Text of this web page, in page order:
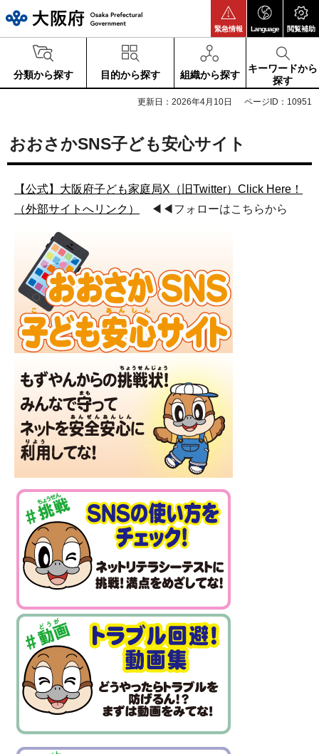
緊急情報 Language 閲覧補助
分類から探す 目的から探す 組織から探す
キーワードから
探す
更新日：2026年4月10日 ページID：10951
おおさかSNS子ども安心サイト
【公式】大阪府子ども家庭局X（旧Twitter）Click Here！
（外部サイトへリンク）
◀◀フォローはこちらから